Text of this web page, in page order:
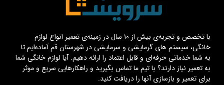
با تخصص و تجربه‌ی بیش از ۱۰ سال در زمینه‌ی تعمیر انواع لوازم
خانگی، سیستم های گرمایشی و سرمایشی در شهرستان قم آماده‌ایم تا
به شما خدماتی حرفه‌ای و قابل اعتماد را ارائه دهیم. آیا لوازم خانگی شما
به تعمیر نیاز دارند؟ با تیم ما تماس بگیرید و راهکارهایی سریع و موثر
برای تعمیر و بازسازی آنها را دریافت کنید.